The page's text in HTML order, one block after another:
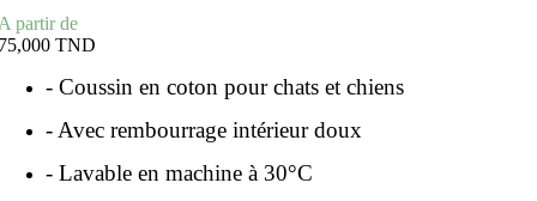
partir de
TND
- Coussin en coton pour chats et chiens
- Avec rembourrage intérieur doux
- Lavable en machine à 30°C